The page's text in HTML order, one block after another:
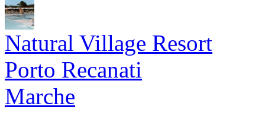
Natural Village Resort
Porto Recanati
Marche